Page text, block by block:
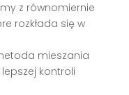
z równomiernie
rozkłada się w
mieszania
kontroli